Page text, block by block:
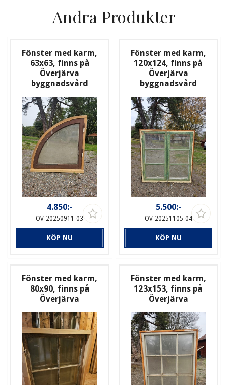
Andra Produkter
Fönster med karm,
63x63, finns på
Överjärva
byggnadsvård
4.850:-
OV-20250911-03
KÖP NU
Fönster med karm,
120x124, finns på
Överjärva
byggnadsvård
5.500:-
OV-20251105-04
KÖP NU
Fönster med karm,
80x90, finns på
Överjärva
Fönster med karm,
123x153, finns på
Överjärva